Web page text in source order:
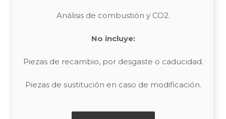
Análisis de combustión y CO2.
No incluye:
Piezas de recambio, por desgaste o caducidad.
Piezas de sustitución en caso de modificación.